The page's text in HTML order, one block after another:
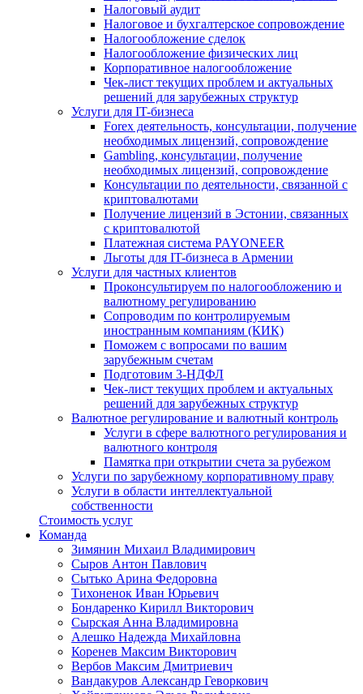
Налоговый аудит
Налоговое и бухгалтерское сопровождение
Налогообложение сделок
Налогообложение физических лиц
Корпоративное налогообложение
Чек-лист текущих проблем и актуальных
решений для зарубежных структур
Услуги для IT-бизнеса
Forex деятельность, консультации, получение
необходимых лицензий, сопровождение
Gambling, консультации, получение
необходимых лицензий, сопровождение
Консультации по деятельности, связанной с
криптовалютами
Получение лицензий в Эстонии, связанных
с криптовалютой
Платежная система PAYONEER
Льготы для IT-бизнеса в Армении
Услуги для частных клиентов
Проконсультируем по налогообложению и
валютному регулированию
Сопроводим по контролируемым
иностранным компаниям (КИК)
Поможем с вопросами по вашим
зарубежным счетам
Подготовим 3-НДФЛ
Чек-лист текущих проблем и актуальных
решений для зарубежных структур
Валютное регулирование и валютный контроль
Услуги в сфере валютного регулирования и
валютного контроля
Памятка при открытии счета за рубежом
Услуги по зарубежному корпоративному праву
Услуги в области интеллектуальной
собственности
Стоимость услуг
Команда
Зимянин Михаил Владимирович
Сыров Антон Павлович
Сытько Арина Федоровна
Тихоненок Иван Юрьевич
Бондаренко Кирилл Викторович
Сырская Анна Владимировна
Алешко Надежда Михайловна
Коренев Максим Викторович
Вербов Максим Дмитриевич
Вандакуров Александр Геворкович